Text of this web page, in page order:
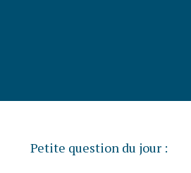
Petite question du jour :